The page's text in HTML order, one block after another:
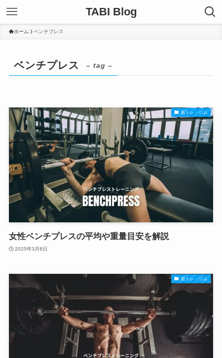
TABI Blog
ホーム ベンチプレス
ベンチプレス – tag –
筋トレ・ジム
女性ベンチプレスの平均や重量目安を解説
2025年3月8日
筋トレ・ジム